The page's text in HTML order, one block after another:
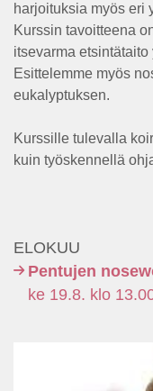
harjoituksia myös eri
Kurssin tavoitteena
itsevarma
Esittelemme myös
eukalyptuksen.
Kurssille tulevalla
kuin työskennellä
ELOKUU
Pentujen
ke 19.8. klo